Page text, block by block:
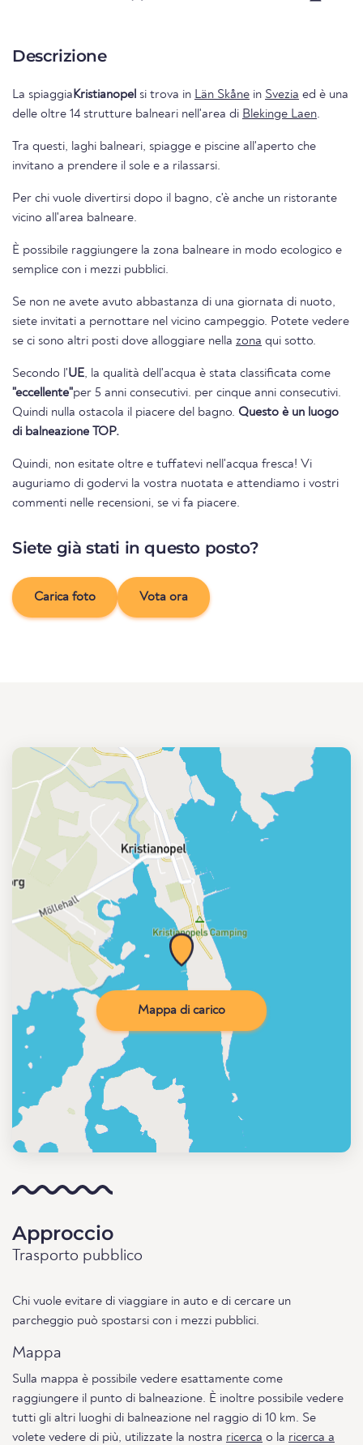
Descrizione
La spiaggiaKristianopel si trova in Län Skåne in Svezia ed è una
delle oltre 14 strutture balneari nell'area di Blekinge Laen.
Tra questi, laghi balneari, spiagge e piscine all'aperto che
invitano a prendere il sole e a rilassarsi.
Per chi vuole divertirsi dopo il bagno, c'è anche un ristorante
vicino all'area balneare.
È possibile raggiungere la zona balneare in modo ecologico e
semplice con i mezzi pubblici.
Se non ne avete avuto abbastanza di una giornata di nuoto,
siete invitati a pernottare nel vicino campeggio. Potete vedere
se ci sono altri posti dove alloggiare nella zona qui sotto.
Secondo l'UE, la qualità dell'acqua è stata classificata come
"eccellente"per 5 anni consecutivi. per cinque anni consecutivi.
Quindi nulla ostacola il piacere del bagno. Questo è un luogo
di balneazione TOP.
Quindi, non esitate oltre e tuffatevi nell'acqua fresca! Vi
auguriamo di godervi la vostra nuotata e attendiamo i vostri
commenti nelle recensioni, se vi fa piacere.
Siete già stati in questo posto?
Carica foto Vota ora
Mappa di carico
Approccio
Trasporto pubblico
Chi vuole evitare di viaggiare in auto e di cercare un
parcheggio può spostarsi con i mezzi pubblici.
Mappa
Sulla mappa è possibile vedere esattamente come
raggiungere il punto di balneazione. È inoltre possibile vedere
tutti gli altri luoghi di balneazione nel raggio di 10 km. Se
volete vedere di più, utilizzate la nostra ricerca o la ricerca a